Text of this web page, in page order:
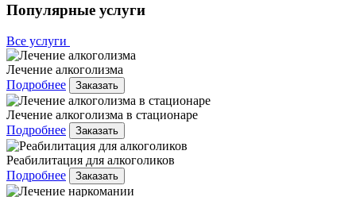
Популярные услуги
Все услуги
Лечение алкоголизма
Подробнее
Заказать
Лечение алкоголизма в стационаре
Подробнее
Заказать
Реабилитация для алкоголиков
Подробнее
Заказать